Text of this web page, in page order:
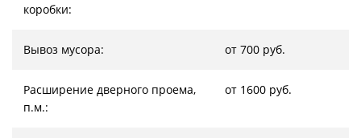
коробки:
Вывоз мусора: от 700 руб.
Расширение дверного проема,
п.м.:
от 1600 руб.